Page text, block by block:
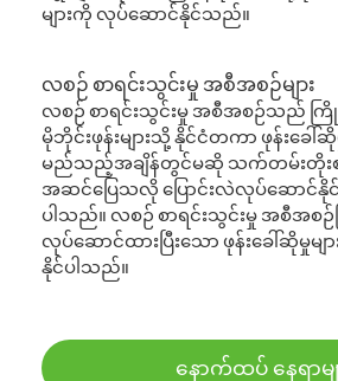
များကို လုပ်ဆောင်နိုင်သည်။
လစဉ် စာရင်းသွင်းမှု အစီအစဉ်များ
လစဉ် စာရင်းသွင်းမှု အစီအစဉ်သည် ကြိုးဖု
မိုဘိုင်းဖုန်းများသို့ နိုင်ငံတကာ ဖုန်းခေါ်ဆို
မည်သည့်အချိန်တွင်မဆို သက်တမ်းတိုး
အဆင်ပြေသလို ပြောင်းလဲလုပ်ဆောင်
ပါသည်။ လစဉ် စာရင်းသွင်းမှု အစီအစ
လုပ်ဆောင်ထားပြီးသော ဖုန်းခေါ်ဆိုမှုမ
နိုင်ပါသည်။
နောက်ထပ် နေရာမျ